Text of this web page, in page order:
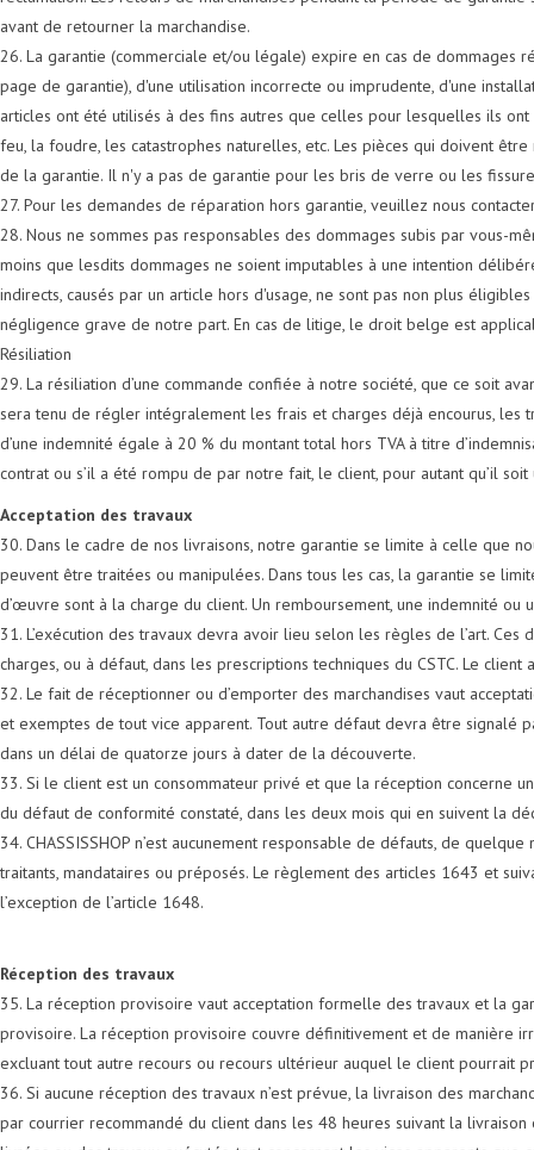
avant de retourner la marchandise.
26. La garantie (commerciale et/ou légale) expire en cas de dommages
page de garantie), d'une utilisation incorrecte ou imprudente, d'une
articles ont été utilisés à des fins autres que celles pour lesquelles ils
feu, la foudre, les catastrophes naturelles, etc. Les pièces qui doivent
de la garantie. Il n'y a pas de garantie pour les bris de verre ou les
27. Pour les demandes de réparation hors garantie, veuillez nous
28. Nous ne sommes pas responsables des dommages subis par vous-
moins que lesdits dommages ne soient imputables à une intention
indirects, causés par un article hors d'usage, ne sont pas non plus
négligence grave de notre part. En cas de litige, le droit belge est
Résiliation
29. La résiliation d’une commande confiée à notre société, que ce soit
sera tenu de régler intégralement les frais et charges déjà encourus, les
d’une indemnité égale à 20 % du montant total hors TVA à titre
contrat ou s’il a été rompu de par notre fait, le client, pour autant qu’il
Acceptation des travaux
30. Dans le cadre de nos livraisons, notre garantie se limite à celle que
peuvent être traitées ou manipulées. Dans tous les cas, la garantie se
d’œuvre sont à la charge du client. Un remboursement, une indemnité
31. L’exécution des travaux devra avoir lieu selon les règles de l’art.
charges, ou à défaut, dans les prescriptions techniques du CSTC. Le client
32. Le fait de réceptionner ou d’emporter des marchandises vaut
et exemptes de tout vice apparent. Tout autre défaut devra être signalé
dans un délai de quatorze jours à dater de la découverte.
33. Si le client est un consommateur privé et que la réception concerne
du défaut de conformité constaté, dans les deux mois qui en suivent la
34. CHASSISSHOP n’est aucunement responsable de défauts, de
traitants, mandataires ou préposés. Le règlement des articles 1643 et
l’exception de l’article 1648.
Réception des travaux
35. La réception provisoire vaut acceptation formelle des travaux et la
provisoire. La réception provisoire couvre définitivement et de manière
excluant tout autre recours ou recours ultérieur auquel le client pourrait
36. Si aucune réception des travaux n’est prévue, la livraison des
par courrier recommandé du client dans les 48 heures suivant la